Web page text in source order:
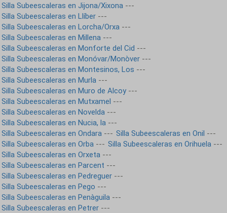
Silla Subeescaleras en Jijona/Xixona ---
Silla Subeescaleras en Llíber ---
Silla Subeescaleras en Lorcha/Orxa ---
Silla Subeescaleras en Millena ---
Silla Subeescaleras en Monforte del Cid ---
Silla Subeescaleras en Monóvar/Monòver ---
Silla Subeescaleras en Montesinos, Los ---
Silla Subeescaleras en Murla ---
Silla Subeescaleras en Muro de Alcoy ---
Silla Subeescaleras en Mutxamel ---
Silla Subeescaleras en Novelda ---
Silla Subeescaleras en Nucia, la ---
Silla Subeescaleras en Ondara --- Silla Subeescaleras en Onil ---
Silla Subeescaleras en Orba --- Silla Subeescaleras en Orihuela ---
Silla Subeescaleras en Orxeta ---
Silla Subeescaleras en Parcent ---
Silla Subeescaleras en Pedreguer ---
Silla Subeescaleras en Pego ---
Silla Subeescaleras en Penàguila ---
Silla Subeescaleras en Petrer ---